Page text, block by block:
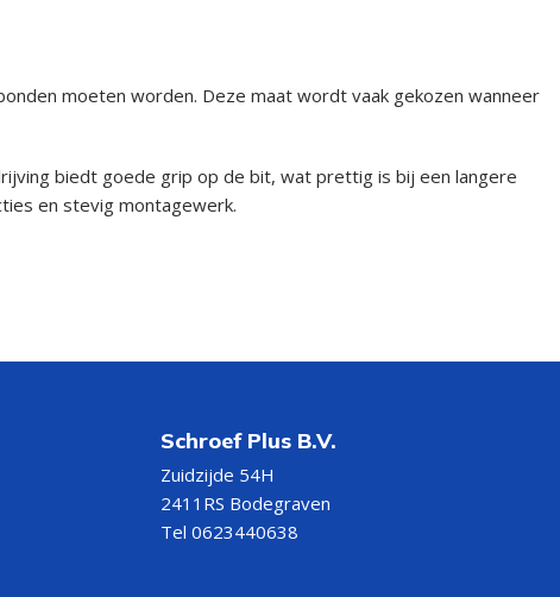
moeten worden. Deze maat wordt vaak gekozen wanneer
biedt goede grip op de bit, wat prettig is bij een langere
en stevig montagewerk.
Schroef Plus B.V.
Zuidzijde 54H
2411RS Bodegraven
Tel 0623440638